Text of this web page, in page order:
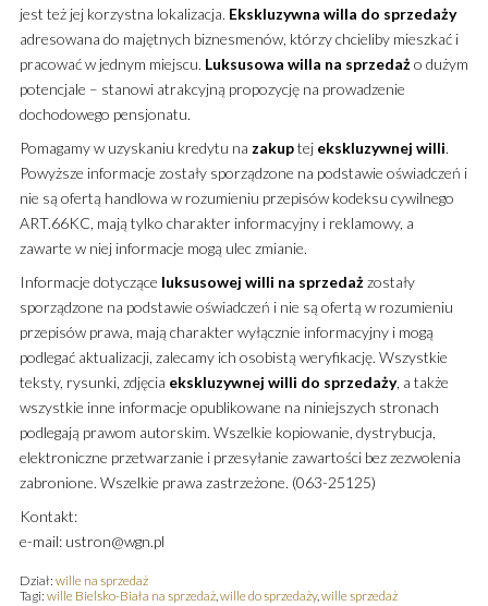
jest też jej korzystna lokalizacja. Ekskluzywna willa do sprzedaży
adresowana do majętnych biznesmenów, którzy chcieliby mieszkać i
pracować w jednym miejscu. Luksusowa willa na sprzedażo dużym
potencjale – stanowi atrakcyjną propozycję na prowadzenie
dochodowego pensjonatu.
Pomagamy w uzyskaniu kredytu na zakuptej ekskluzywnej willi.
Powyższe informacje zostały sporządzone na podstawie oświadczeń i
nie są ofertą handlowa w rozumieniu przepisów kodeksu cywilnego
ART.66KC, mają tylko charakter informacyjny i reklamowy, a
zawarte w niej informacje mogą ulec zmianie.
Informacje dotyczące luksusowej willi na sprzedażzostały
sporządzone na podstawie oświadczeń i nie są ofertą w rozumieniu
przepisów prawa, mają charakter wyłącznie informacyjny i mogą
podlegać aktualizacji, zalecamy ich osobistą weryfikację. Wszystkie
teksty, rysunki, zdjęcia ekskluzywnej willi do sprzedaży, a także
wszystkie inne informacje opublikowane na niniejszych stronach
podlegają prawom autorskim. Wszelkie kopiowanie, dystrybucja,
elektroniczne przetwarzanie i przesyłanie zawartości bez zezwolenia
zabronione. Wszelkie prawa zastrzeżone. (063-25125)
Kontakt:
e-mail: ustron@wgn.pl
Dział: wille na sprzedaż
Tagi: wille Bielsko-Biała na sprzedaż,wille do sprzedaży,wille sprzedaż